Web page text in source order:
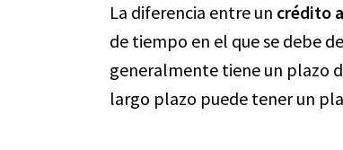
La diferencia entre un crédito
de tiempo en el que se debe
generalmente tiene un plazo
largo plazo puede tener un